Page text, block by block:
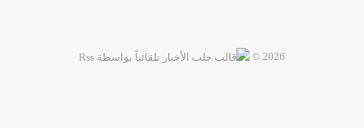
2026 ©